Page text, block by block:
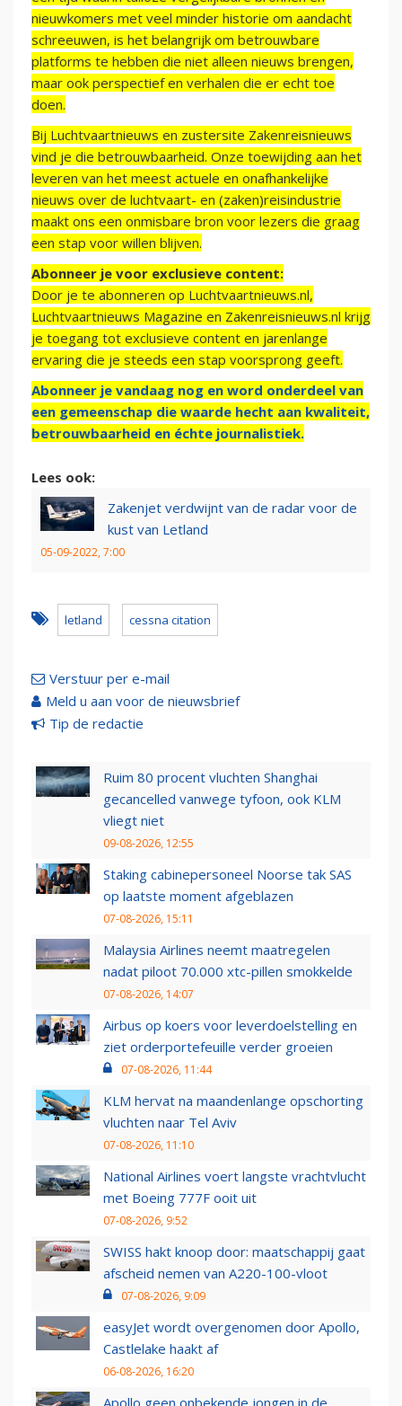
nieuwkomers met veel minder historie om aandacht
schreeuwen, is het belangrijk om betrouwbare
platforms te hebben die niet alleen nieuws brengen,
maar ook perspectief en verhalen die er echt toe
doen.
Bij Luchtvaartnieuws en zustersite Zakenreisnieuws
vind je die betrouwbaarheid. Onze toewijding aan het
leveren van het meest actuele en onafhankelijke
nieuws over de luchtvaart- en (zaken)reisindustrie
maakt ons een onmisbare bron voor lezers die graag
een stap voor willen blijven.
Abonneer je voor exclusieve content:
Door je te abonneren op Luchtvaartnieuws.nl,
Luchtvaartnieuws Magazine en Zakenreisnieuws.nl krijg
je toegang tot exclusieve content en jarenlange
ervaring die je steeds een stap voorsprong geeft.
Abonneer je vandaag nog en word onderdeel van
een gemeenschap die waarde hecht aan kwaliteit,
betrouwbaarheid en échte journalistiek.
Lees ook:
Zakenjet verdwijnt van de radar voor de
kust van Letland
05-09-2022, 7:00
letland cessna citation
Verstuur per e-mail
Meld u aan voor de nieuwsbrief
Tip de redactie
Ruim 80 procent vluchten Shanghai
gecancelled vanwege tyfoon, ook KLM
vliegt niet
09-08-2026, 12:55
Staking cabinepersoneel Noorse tak SAS
op laatste moment afgeblazen
07-08-2026, 15:11
Malaysia Airlines neemt maatregelen
nadat piloot 70.000 xtc-pillen smokkelde
07-08-2026, 14:07
Airbus op koers voor leverdoelstelling en
ziet orderportefeuille verder groeien
07-08-2026, 11:44
KLM hervat na maandenlange opschorting
vluchten naar Tel Aviv
07-08-2026, 11:10
National Airlines voert langste vrachtvlucht
met Boeing 777F ooit uit
07-08-2026, 9:52
SWISS hakt knoop door: maatschappij gaat
afscheid nemen van A220-100-vloot
07-08-2026, 9:09
easyJet wordt overgenomen door Apollo,
Castlelake haakt af
06-08-2026, 16:20